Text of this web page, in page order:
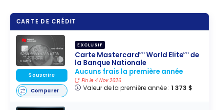
CARTE DE CRÉDIT
EXCLUSIF
Carte MastercardMD World EliteMD de
la Banque Nationale
Aucuns frais la première année
Fin le 4 Nov 2026
Valeur de la première année : 1 373 $
Souscrire
Comparer